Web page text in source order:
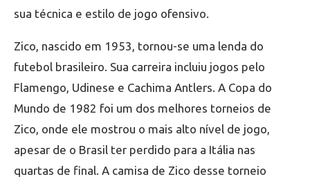
sua técnica e estilo de jogo ofensivo.
Zico, nascido em 1953, tornou-se uma lenda do
futebol brasileiro. Sua carreira incluiu jogos pelo
Flamengo, Udinese e Cachima Antlers. A Copa do
Mundo de 1982 foi um dos melhores torneios de
Zico, onde ele mostrou o mais alto nível de jogo,
apesar de o Brasil ter perdido para a Itália nas
quartas de final. A camisa de Zico desse torneio